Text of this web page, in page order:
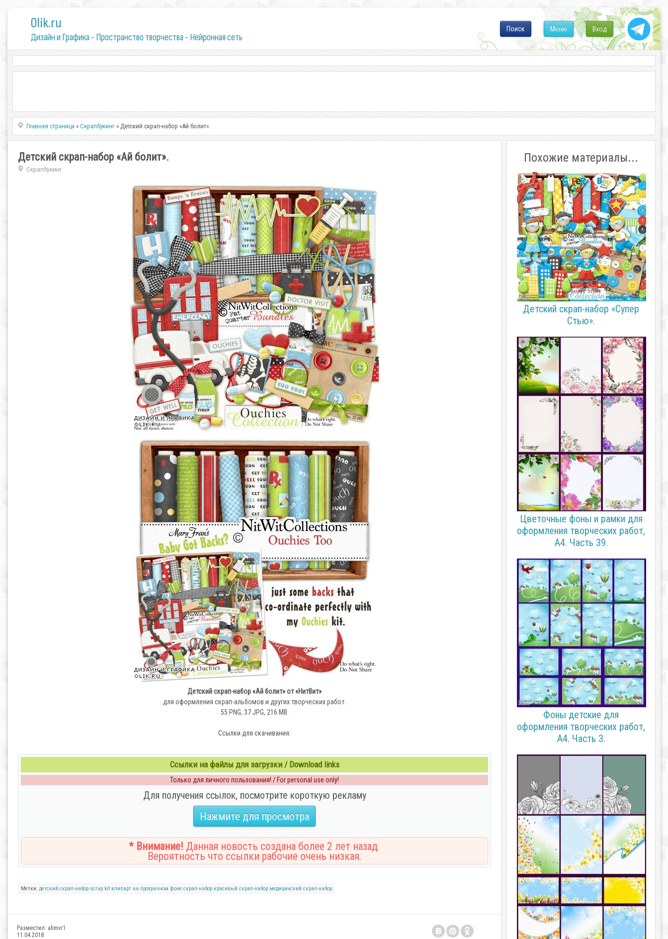
0lik.ru
Дизайн и Графика - Пространство творчества - Нейронная сеть
Вход
Меню
Поиск
Главная страница »Скрапбукинг » Детский cкрап-набор «Ай болит».
Детский cкрап-набор «Ай болит».
Скрапбукинг
Детский cкрап-набор «Ай болит» от «НитВит»
для оформления скрап-альбомов и других творческих работ.
55 PNG, 37 JPG, 216 MB.
Ссылки для скачивания:
Ссылки на файлы для загрузки / Download links
Только для личного пользования! / For personal use only!
Для получения ссылок, посмотрите короткую рекламу
Нажмите для просмотра
* Внимание! Данная новость создана более 2 лет назад.
Вероятность что ссылки рабочие очень низкая.
Метки: детский скрап-набор scrap kit клипарт на прозрачном фоне скрап-набор красивый cкрап-набор медицинский скрап-набор
Разместил: ahmvr1
11.04.2018
Похожие материалы...
Детский cкрап-набор «Супер
Стью».
Цветочные фоны и рамки для
оформления творческих работ,
А4. Часть 39.
Фоны детские для
оформления творческих работ,
А4. Часть 3.